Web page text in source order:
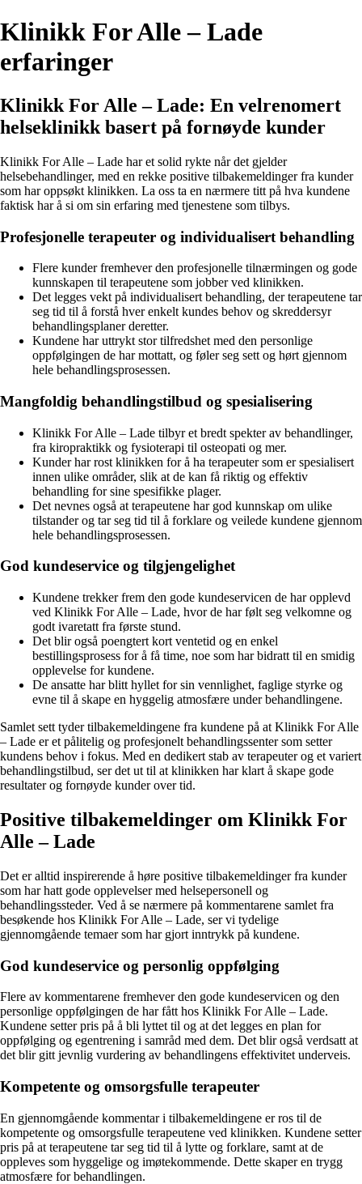
Klinikk For Alle – Lade
erfaringer
Klinikk For Alle – Lade: En velrenomert
helseklinikk basert på fornøyde kunder
Klinikk For Alle – Lade har et solid rykte når det gjelder
helsebehandlinger, med en rekke positive tilbakemeldinger fra kunder
som har oppsøkt klinikken. La oss ta en nærmere titt på hva kundene
faktisk har å si om sin erfaring med tjenestene som tilbys.
Profesjonelle terapeuter og individualisert behandling
Flere kunder fremhever den profesjonelle tilnærmingen og gode
kunnskapen til terapeutene som jobber ved klinikken.
Det legges vekt på individualisert behandling, der terapeutene tar
seg tid til å forstå hver enkelt kundes behov og skreddersyr
behandlingsplaner deretter.
Kundene har uttrykt stor tilfredshet med den personlige
oppfølgingen de har mottatt, og føler seg sett og hørt gjennom
hele behandlingsprosessen.
Mangfoldig behandlingstilbud og spesialisering
Klinikk For Alle – Lade tilbyr et bredt spekter av behandlinger,
fra kiropraktikk og fysioterapi til osteopati og mer.
Kunder har rost klinikken for å ha terapeuter som er spesialisert
innen ulike områder, slik at de kan få riktig og effektiv
behandling for sine spesifikke plager.
Det nevnes også at terapeutene har god kunnskap om ulike
tilstander og tar seg tid til å forklare og veilede kundene gjennom
hele behandlingsprosessen.
God kundeservice og tilgjengelighet
Kundene trekker frem den gode kundeservicen de har opplevd
ved Klinikk For Alle – Lade, hvor de har følt seg velkomne og
godt ivaretatt fra første stund.
Det blir også poengtert kort ventetid og en enkel
bestillingsprosess for å få time, noe som har bidratt til en smidig
opplevelse for kundene.
De ansatte har blitt hyllet for sin vennlighet, faglige styrke og
evne til å skape en hyggelig atmosfære under behandlingene.
Samlet sett tyder tilbakemeldingene fra kundene på at Klinikk For Alle
– Lade er et pålitelig og profesjonelt behandlingssenter som setter
kundens behov i fokus. Med en dedikert stab av terapeuter og et variert
behandlingstilbud, ser det ut til at klinikken har klart å skape gode
resultater og fornøyde kunder over tid.
Positive tilbakemeldinger om Klinikk For
Alle – Lade
Det er alltid inspirerende å høre positive tilbakemeldinger fra kunder
som har hatt gode opplevelser med helsepersonell og
behandlingssteder. Ved å se nærmere på kommentarene samlet fra
besøkende hos Klinikk For Alle – Lade, ser vi tydelige
gjennomgående temaer som har gjort inntrykk på kundene.
God kundeservice og personlig oppfølging
Flere av kommentarene fremhever den gode kundeservicen og den
personlige oppfølgingen de har fått hos Klinikk For Alle – Lade.
Kundene setter pris på å bli lyttet til og at det legges en plan for
oppfølging og egentrening i samråd med dem. Det blir også verdsatt at
det blir gitt jevnlig vurdering av behandlingens effektivitet underveis.
Kompetente og omsorgsfulle terapeuter
En gjennomgående kommentar i tilbakemeldingene er ros til de
kompetente og omsorgsfulle terapeutene ved klinikken. Kundene setter
pris på at terapeutene tar seg tid til å lytte og forklare, samt at de
oppleves som hyggelige og imøtekommende. Dette skaper en trygg
atmosfære for behandlingen.